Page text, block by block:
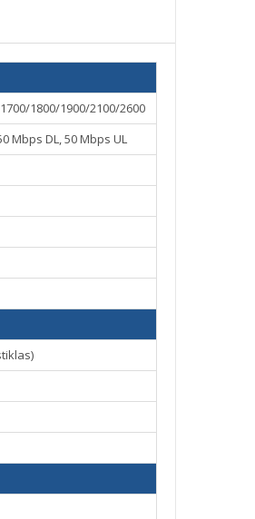
1800/1900/2100/2600
Mbps DL, 50 Mbps UL